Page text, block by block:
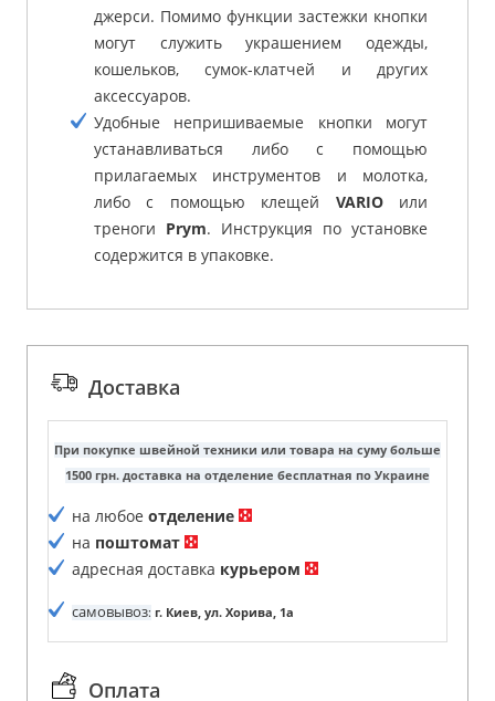
джерси. Помимо функции застежки кнопки
могут служить украшением одежды,
кошельков, сумок-клатчей и других
аксессуаров.
Удобные непришиваемые кнопки могут
устанавливаться либо с помощью
прилагаемых инструментов и молотка,
либо с помощью клещей VARIOили
треноги Prym. Инструкция по установке
содержится в упаковке.
Доставка
При покупке швейной техники или товара на суму больше
1500 грн. доставка на отделение бесплатная по Украине
на любое отделение
на поштомат
адресная доставка курьером
самовывоз: г. Киев, ул. Хорива, 1а
Оплата